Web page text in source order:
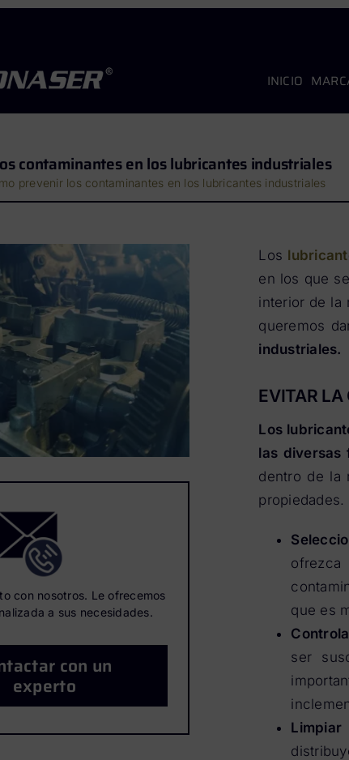
INICIO
contaminantes en los lubricantes industriales
prevenir los contaminantes en los lubricantes industriales
con nosotros. Le ofrecemos
a sus necesidades.
con un
experto
Los
en los que
interior de la
queremos
industriales.
EVITAR LA
Los
las diversas
dentro de la
que es
ser